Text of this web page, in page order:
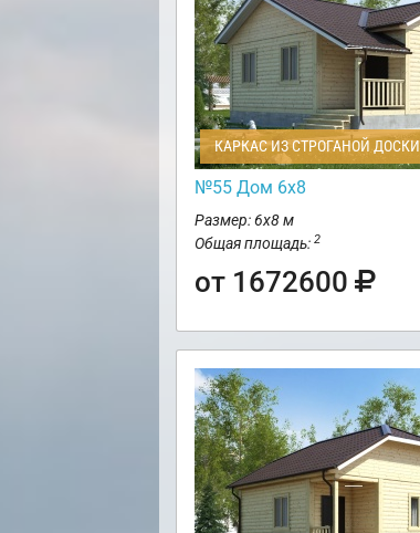
КАРКАС ИЗ СТРОГАНОЙ ДОСКИ
№55 Дом 6х8
Размер: 6х8 м
Общая площадь: 2
от 1672600